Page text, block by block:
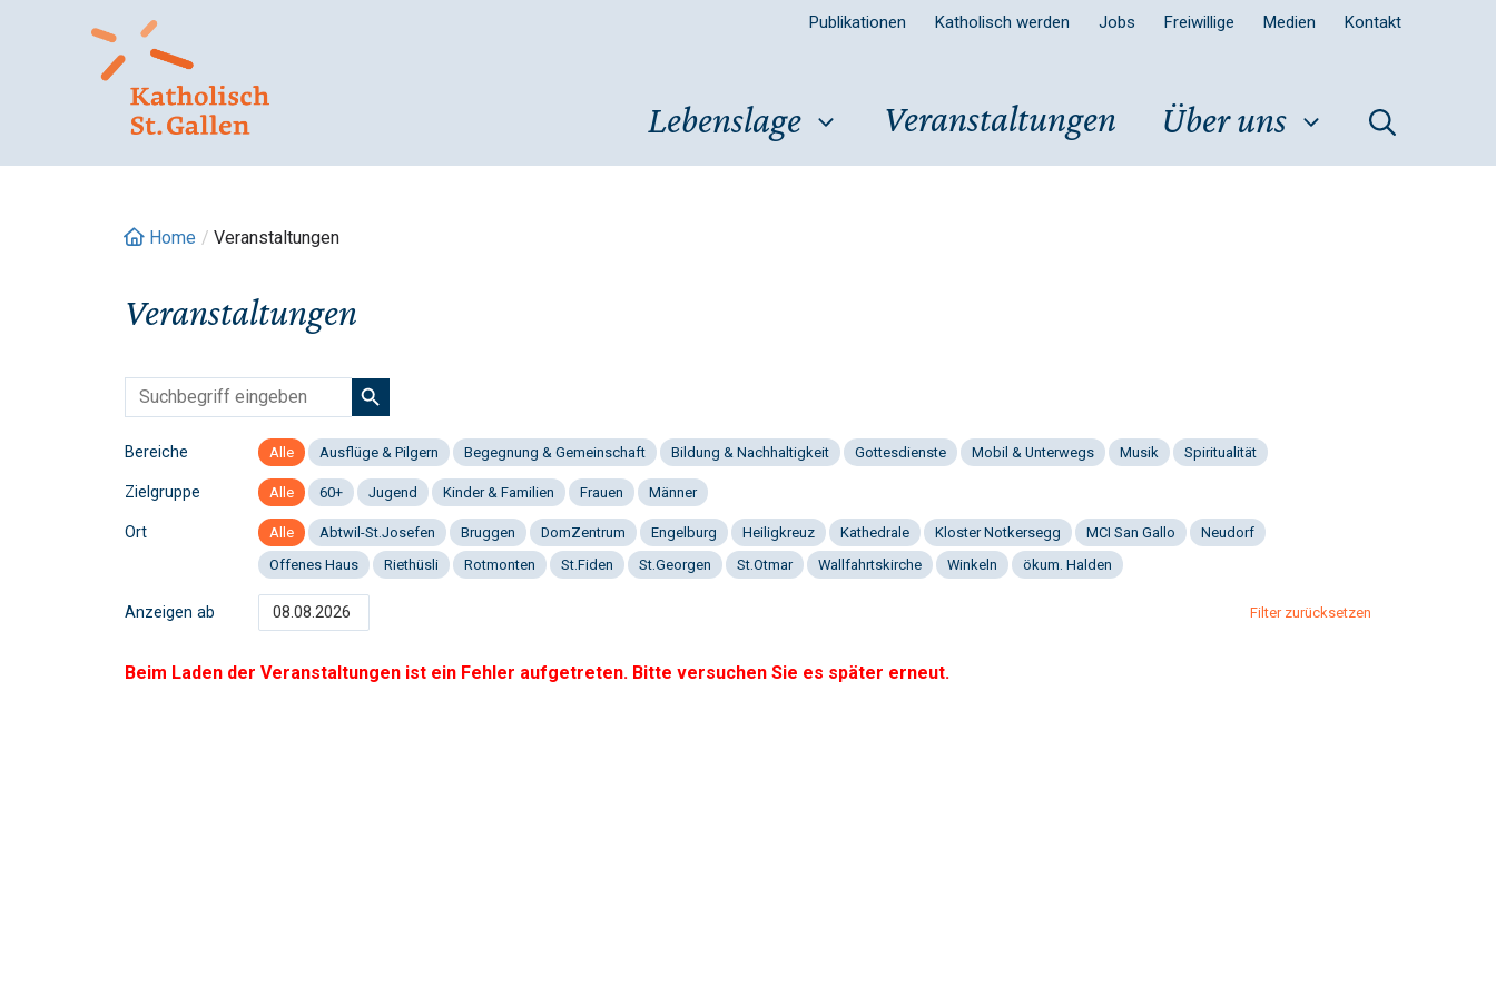
Publikationen Katholisch werden Jobs Freiwillige Medien Kontakt
Lebenslage Veranstaltungen Über uns
Home / Veranstaltungen
Veranstaltungen
Bereiche Alle Ausflüge & Pilgern Begegnung & Gemeinschaft Bildung & Nachhaltigkeit Gottesdienste Mobil & Unterwegs Musik Spiritualität
Zielgruppe Alle 60+ Jugend Kinder & Familien Frauen Männer
Ort Alle Abtwil-St.Josefen Bruggen DomZentrum Engelburg Heiligkreuz Kathedrale Kloster Notkersegg MCI San Gallo
Neudorf
Offenes Haus
Riethüsli Rotmonten St.Fiden St.Georgen St.Otmar Wallfahrtskirche Winkeln ökum. Halden
Anzeigen ab Filter zurücksetzen
Beim Laden der Veranstaltungen ist ein Fehler aufgetreten. Bitte versuchen Sie es später erneut.